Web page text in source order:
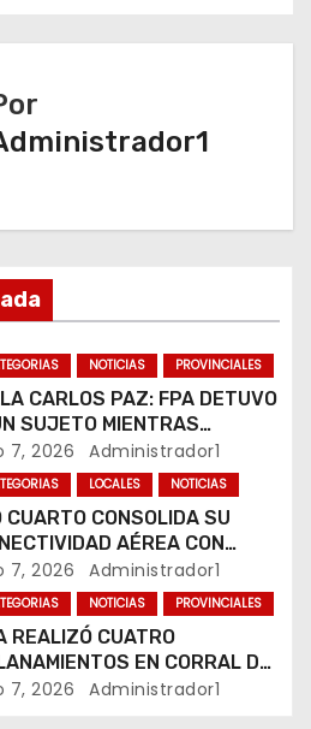
NOTICIAS PROVINCIALES
CARLOS PAZ: FPA DETUVO
SUJETO MIENTRAS
COCAÍNA Y
EN UNA PLAZA
7, 2026 Administrador1
LOCALES NOTICIAS
CUARTO CONSOLIDA SU
AÉREA CON
VUELOS SEMANALES A
AIRES
7, 2026 Administrador1
NOTICIAS PROVINCIALES
REALIZÓ CUATRO
EN CORRAL DE
IFFLINGER
7, 2026 Administrador1